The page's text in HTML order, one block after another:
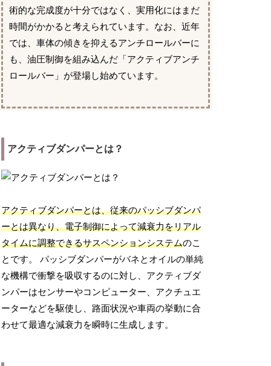
術的な完成度が十分ではなく、実用化にはまだ
時間がかかると考えられています。なお、近年
では、車体の傾きを抑えるアンチロールバーに
も、油圧制御を組み込んだ「アクティブアンチ
ロールバー」が登場し始めています。
アクティブダンパーとは？
アクティブダンパーとは、従来のパッシブダンパ
ーとは異なり、電子制御によって減衰力をリアル
タイムに調整できるサスペンションシステムのこ
とです。 パッシブダンパーがバネとオイルの単純
な機構で衝撃を吸収するのに対し、アクティブダ
ンパーはセンサーやコンピューター、アクチュエ
ーターなどを駆使し、路面状況や車両の挙動に合
わせて最適な減衰力を瞬時に生成します。